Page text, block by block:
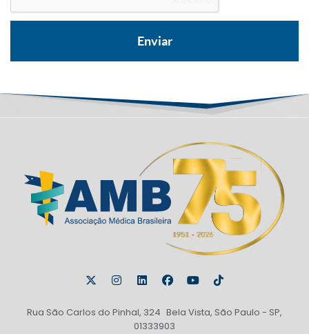
Rua São Carlos do Pinhal, 324 Bela Vista, São Paulo - SP,
01333903